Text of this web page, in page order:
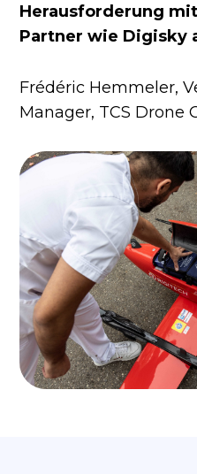
Herausforderung
Partner wie Digisky
Frédéric Hemmeler,
Manager, TCS Drone